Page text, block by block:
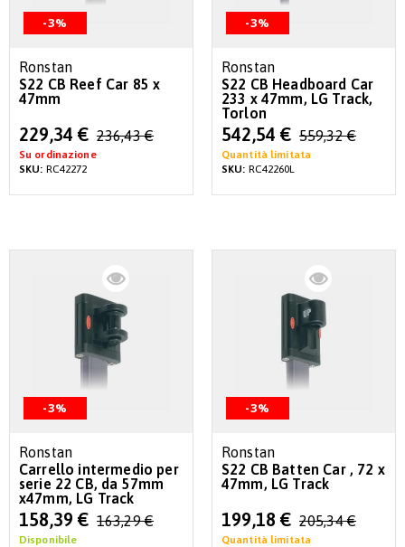
-3%
Ronstan
S22 CB Reef Car 85 x
47mm
Special
Price
229,34 € 236,43 €
Su ordinazione
SKU: RC42272
-3%
Ronstan
S22 CB Headboard Car
233 x 47mm, LG Track,
Torlon
Special
Price
542,54 € 559,32 €
Quantità limitata
SKU: RC42260L
-3%
Ronstan
Carrello intermedio per
serie 22 CB, da 57mm
x47mm, LG Track
Special
Price
158,39 € 163,29 €
Disponibile
-3%
Ronstan
S22 CB Batten Car , 72 x
47mm, LG Track
Special
Price
199,18 € 205,34 €
Quantità limitata